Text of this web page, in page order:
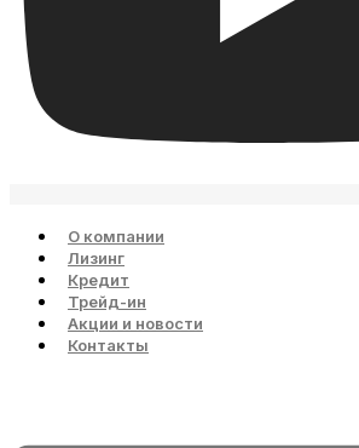
О компании
Лизинг
Кредит
Трейд-ин
Акции и новости
Контакты